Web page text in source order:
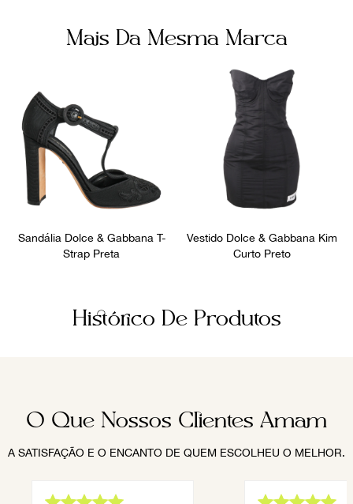
Mais Da Mesma Marca
Sandália Dolce & Gabbana T-
Strap Preta
Vestido Dolce & Gabbana Kim
Curto Preto
Histórico De Produtos
O Que Nossos Clientes Amam
A SATISFAÇÃO E O ENCANTO DE QUEM ESCOLHEU O MELHOR.